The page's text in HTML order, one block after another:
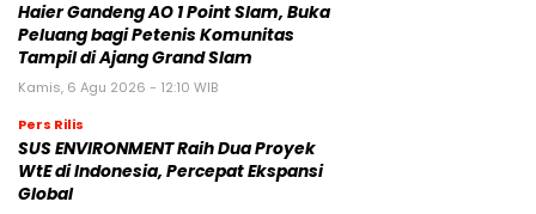
Haier Gandeng AO 1 Point Slam, Buka
Peluang bagi Petenis Komunitas
Tampil di Ajang Grand Slam
Kamis, 6 Agu 2026 - 12:10 WIB
Pers Rilis
SUS ENVIRONMENT Raih Dua Proyek
WtE di Indonesia, Percepat Ekspansi
Global